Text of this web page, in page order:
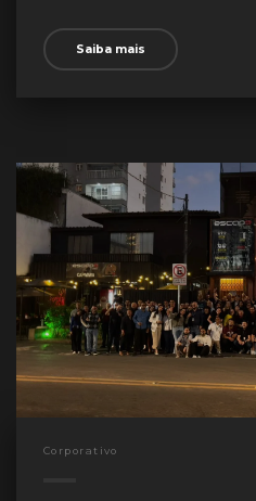
Saiba mais
Corporativo